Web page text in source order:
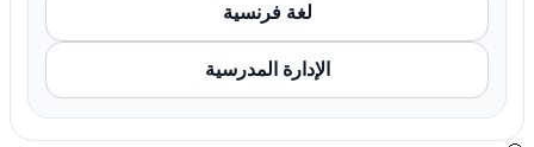
لغة فرنسية
الإدارة المدرسية